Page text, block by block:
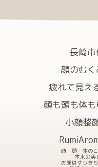
長崎
顔のむ
疲れて見え
顔も頭も体も
小顔整
顔・頭・体の
本来の美
お顔はすっき